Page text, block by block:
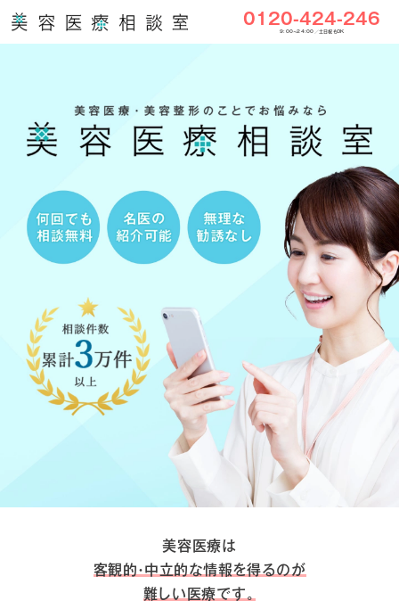
0120-424-246
9:00〜24:00／土日祝もOK
美容医療は
客観的・中立的な情報を得るのが
難しい医療です。